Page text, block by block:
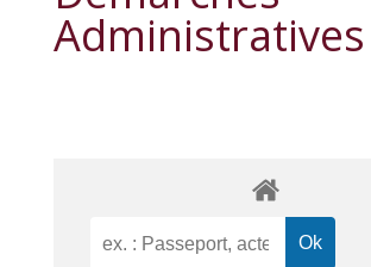
Administratives